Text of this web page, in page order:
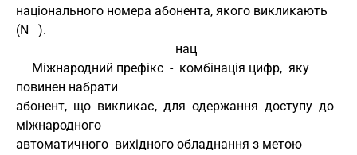
національного номера абонента, якого викликають
(N   ).
                                                  нац
повинен набрати
абонент,  що  викликає,  для  одержання  доступу  до
міжнародного
автоматичного  вихідного обладнання з метою